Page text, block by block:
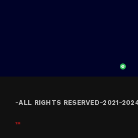
ALL RIGHTS RESERVED-2021-
-
™